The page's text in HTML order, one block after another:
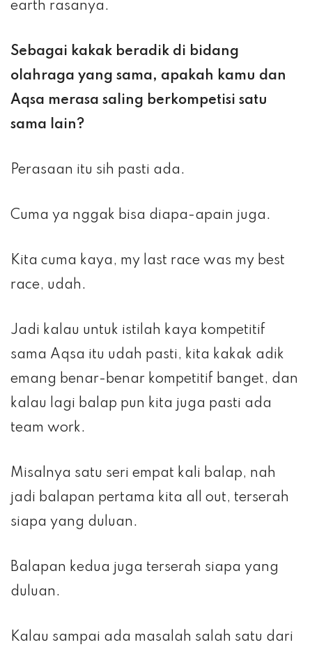
earth rasanya.
Sebagai kakak beradik di bidang
olahraga yang sama, apakah kamu dan
Aqsa merasa saling berkompetisi satu
sama lain?
Perasaan itu sih pasti ada.
Cuma ya nggak bisa diapa-apain juga.
Kita cuma kaya, my last race was my best
race, udah.
Jadi kalau untuk istilah kaya kompetitif
sama Aqsa itu udah pasti, kita kakak adik
emang benar-benar kompetitif banget, dan
kalau lagi balap pun kita juga pasti ada
team work.
Misalnya satu seri empat kali balap, nah
jadi balapan pertama kita all out, terserah
siapa yang duluan.
Balapan kedua juga terserah siapa yang
duluan.
Kalau sampai ada masalah salah satu dari